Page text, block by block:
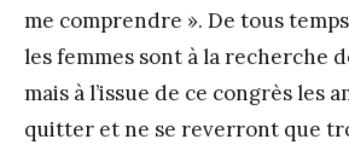
me comprendre ». De tous
les femmes sont à la recherche
mais à l’issue de ce congrès les
quitter et ne se reverront que